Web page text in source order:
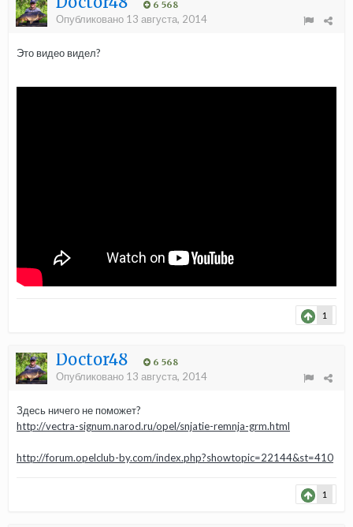
6 568
Опубликовано 13 августа, 2014
Это видео видел?
1
Doctor48 6 568
Опубликовано 13 августа, 2014
Здесь ничего не поможет?
http://vectra-signum.narod.ru/opel/snjatie-remnja-grm.html
http://forum.opelclub-by.com/index.php?showtopic=22144&st=410
1